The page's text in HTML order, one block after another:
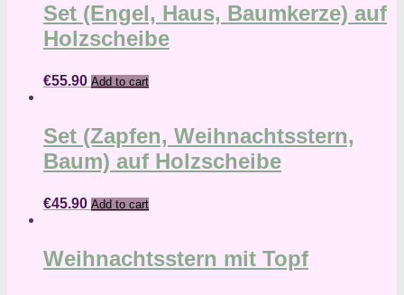
Set (Engel, Haus, Baumkerze) auf
Holzscheibe
€55.90 Add to cart
Set (Zapfen, Weihnachtsstern,
Baum) auf Holzscheibe
€45.90 Add to cart
Weihnachtsstern mit Topf